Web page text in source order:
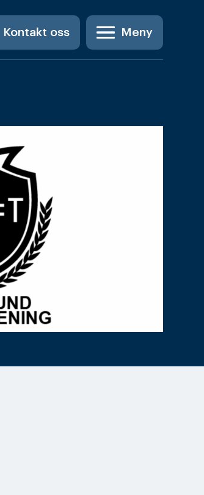
Kontakt oss Meny